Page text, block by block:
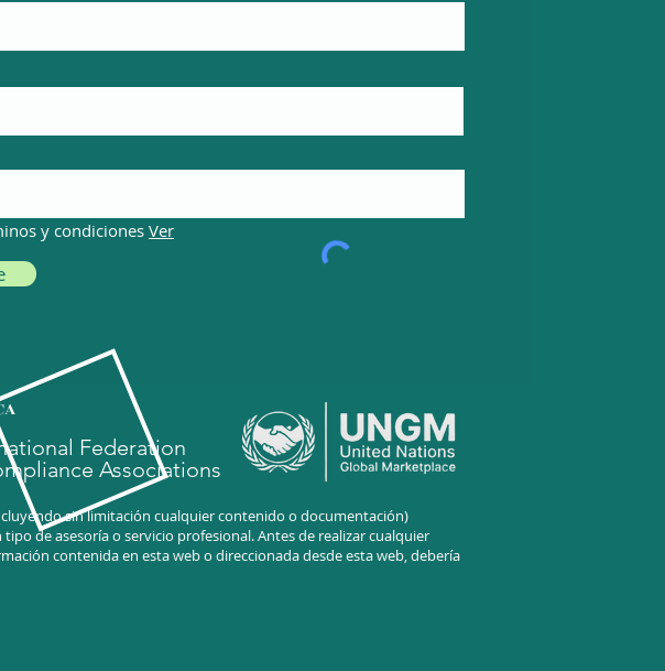
y condicionesVer
Federation
Associations
sin limitación cualquier contenido o documentación)
de asesoría o servicio profesional. Antes de realizar cualquier
contenida en esta web o direccionada desde esta web, debería